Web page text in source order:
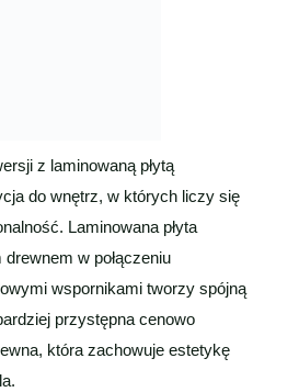
z laminowaną płytą
do wnętrz, w których liczy się
Laminowana płyta
w połączeniu
wspornikami tworzy spójną
przystępna cenowo
która zachowuje estetykę